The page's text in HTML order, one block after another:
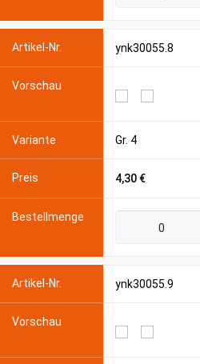
ynk30055.8
Gr. 4
4,30 €
ynk30055.9